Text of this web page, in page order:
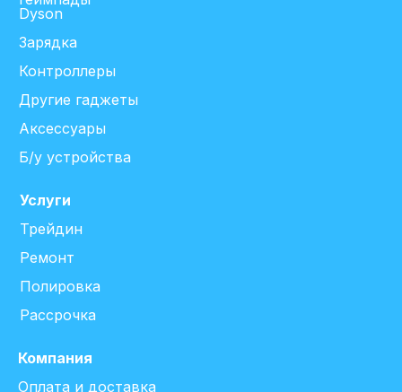
Услуги
Трейдин
Ремонт
Полировка
Рассрочка
Dyson
Зарядка
Контроллеры
Другие гаджеты
Аксессуары
Компания
Б/у устройства
Оплата и доставка